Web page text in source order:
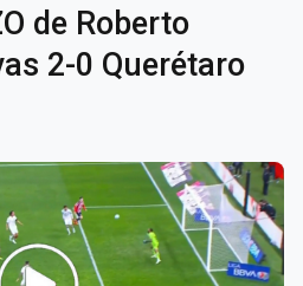
de Roberto
2-0 Querétaro